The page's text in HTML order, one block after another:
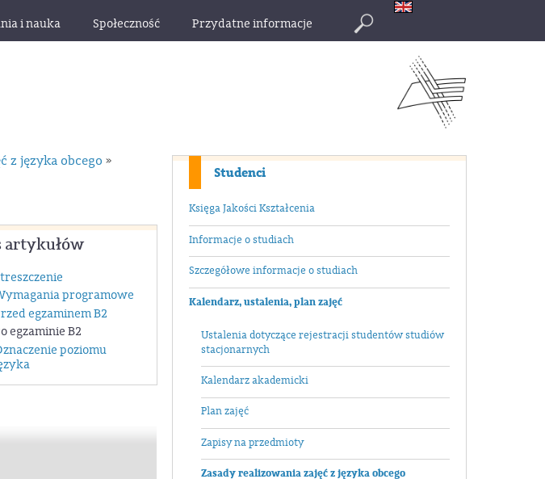
i nauka Społeczność Przydatne informacje
Studenci
Księga Jakości Kształcenia
Informacje o studiach
Szczegółowe informacje o studiach
Kalendarz, ustalenia, plan zajęć
Ustalenia dotyczące rejestracji studentów studiów
stacjonarnych
Kalendarz akademicki
Plan zajęć
Zapisy na przedmioty
Zasady realizowania zajęć z języka obcego
z języka obcego »
artykułów
programowe
egzaminem B2
egzaminie B2
poziomu